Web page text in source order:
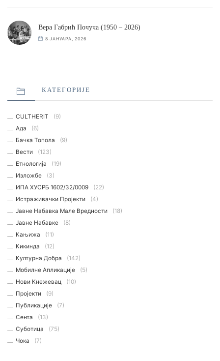
Вера Габрић Почуча (1950 – 2026)
8 ЈАНУАРА, 2026
КАТЕГОРИЈЕ
CULTHERIT
(9)
Ада
(6)
Бачка Топола
(9)
Вести
(123)
Етнологијa
(19)
Изложбе
(3)
ИПА ХУСРБ 1602/32/0009
(22)
Истраживачки Пројекти
(4)
Јавне Набавка Мале Вредности
(18)
Јавне Набавке
(8)
Кањижа
(11)
Кикинда
(12)
Културна Добра
(142)
Мобилне Апликације
(5)
Нови Кнежевац
(10)
Пројекти
(9)
Публикације
(7)
Сента
(13)
Суботица
(75)
Чока
(7)